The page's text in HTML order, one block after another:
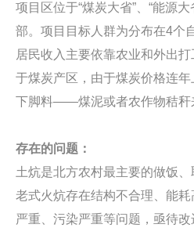
项目区位于“煤炭大省”、“能源
部。项目目标人群为分布在4个
居民收入主要依靠农业和外出
于煤炭产区，由于煤炭价格连
下脚料——煤泥或者农作物秸秆
存在的问题：
土炕是北方农村最主要的做饭
老式火炕存在结构不合理、能
严重、污染严重等问题，亟待